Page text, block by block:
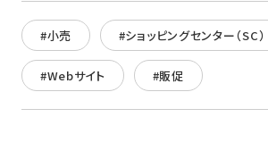
#小売 #ショッピングセンター（SC）
#Webサイト #販促